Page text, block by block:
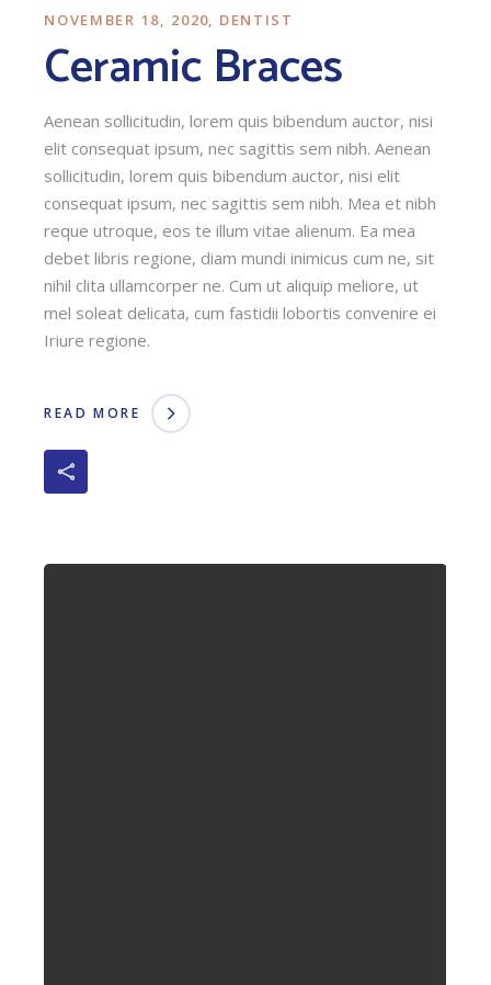
NOVEMBER 18, 2020 DENTIST
Ceramic Braces
Aenean sollicitudin, lorem quis bibendum auctor, nisi
elit consequat ipsum, nec sagittis sem nibh. Aenean
sollicitudin, lorem quis bibendum auctor, nisi elit
consequat ipsum, nec sagittis sem nibh. Mea et nibh
reque utroque, eos te illum vitae alienum. Ea mea
debet libris regione, diam mundi inimicus cum ne, sit
nihil clita ullamcorper ne. Cum ut aliquip meliore, ut
mel soleat delicata, cum fastidii lobortis convenire ei
Iriure regione.
READ MORE